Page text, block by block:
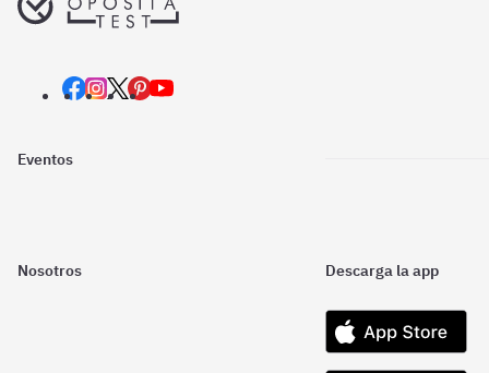
Eventos
Nosotros Descarga la app